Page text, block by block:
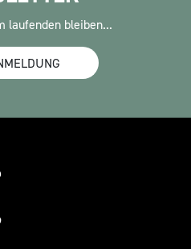
laufenden bleiben...